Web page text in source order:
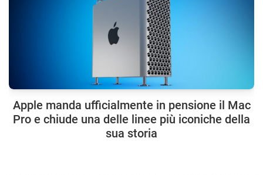
Apple manda ufficialmente in pensione il Mac
Pro e chiude una delle linee più iconiche della
sua storia